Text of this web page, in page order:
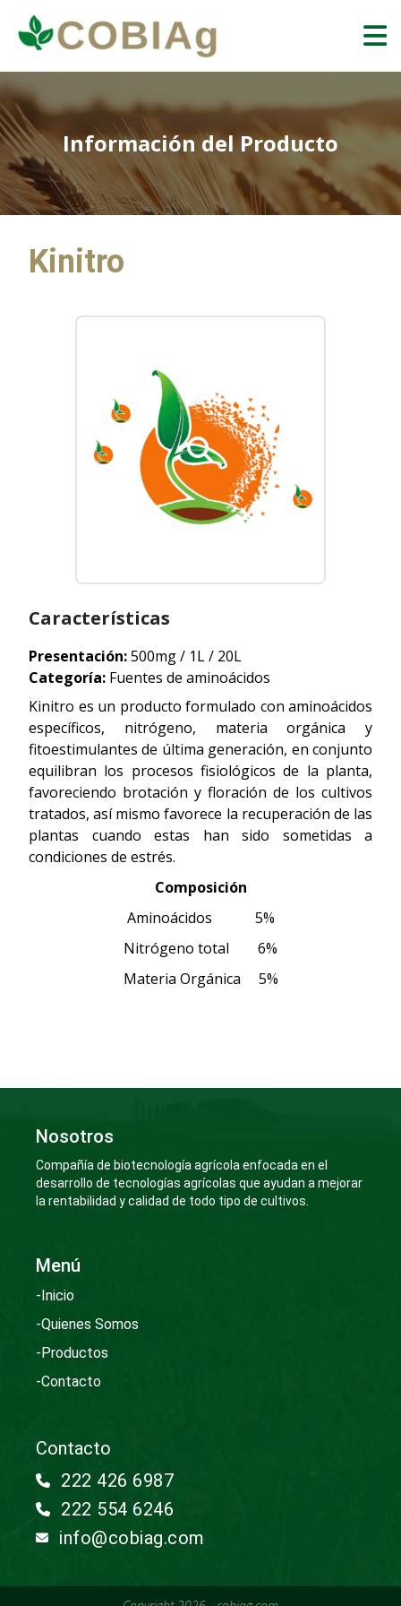
Información del Producto
Kinitro
Características
Presentación:500mg / 1L / 20L
Categoría: Fuentes de aminoácidos
Kinitro es un producto formulado con aminoácidos
específicos, nitrógeno, materia orgánica y
fitoestimulantes de última generación, en conjunto
equilibran los procesos fisiológicos de la planta,
favoreciendo brotación y floración de los cultivos
tratados, así mismo favorece la recuperación de las
plantas cuando estas han sido sometidas a
condiciones de estrés.
Composición
Aminoácidos 5%
Nitrógeno total 6%
Materia Orgánica 5%
Nosotros
Compañía de biotecnología agrícola enfocada en el
desarrollo de tecnologías agrícolas que ayudan a mejorar
la rentabilidad y calidad de todo tipo de cultivos.
Menú
-Inicio
-Quienes Somos
-Productos
-Contacto
Contacto
222 426 6987
222 554 6246
info@cobiag.com